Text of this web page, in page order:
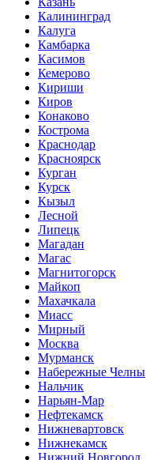
Калининград
Калуга
Камбарка
Касимов
Кемерово
Кириши
Киров
Конаково
Кострома
Краснодар
Красноярск
Курган
Курск
Кызыл
Лесной
Липецк
Магадан
Магас
Магнитогорск
Майкоп
Махачкала
Миасс
Мирный
Москва
Мурманск
Набережные Челны
Нальчик
Нарьян-Мар
Нефтекамск
Нижневартовск
Нижнекамск